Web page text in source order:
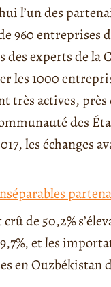
l’un des
960 entreprises
experts de la
les 1000
très actives,
des
les échanges
de 50,2%
et les
en Ouzbékistan